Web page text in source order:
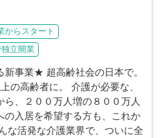
からスタート
独立開業
事業★ 超高齢社会の日本で。
の高齢者に。 介護が必要な、
、２００万人増の８００万人
の入居を希望する方も、これか
な活発な介護業界で、ついに全